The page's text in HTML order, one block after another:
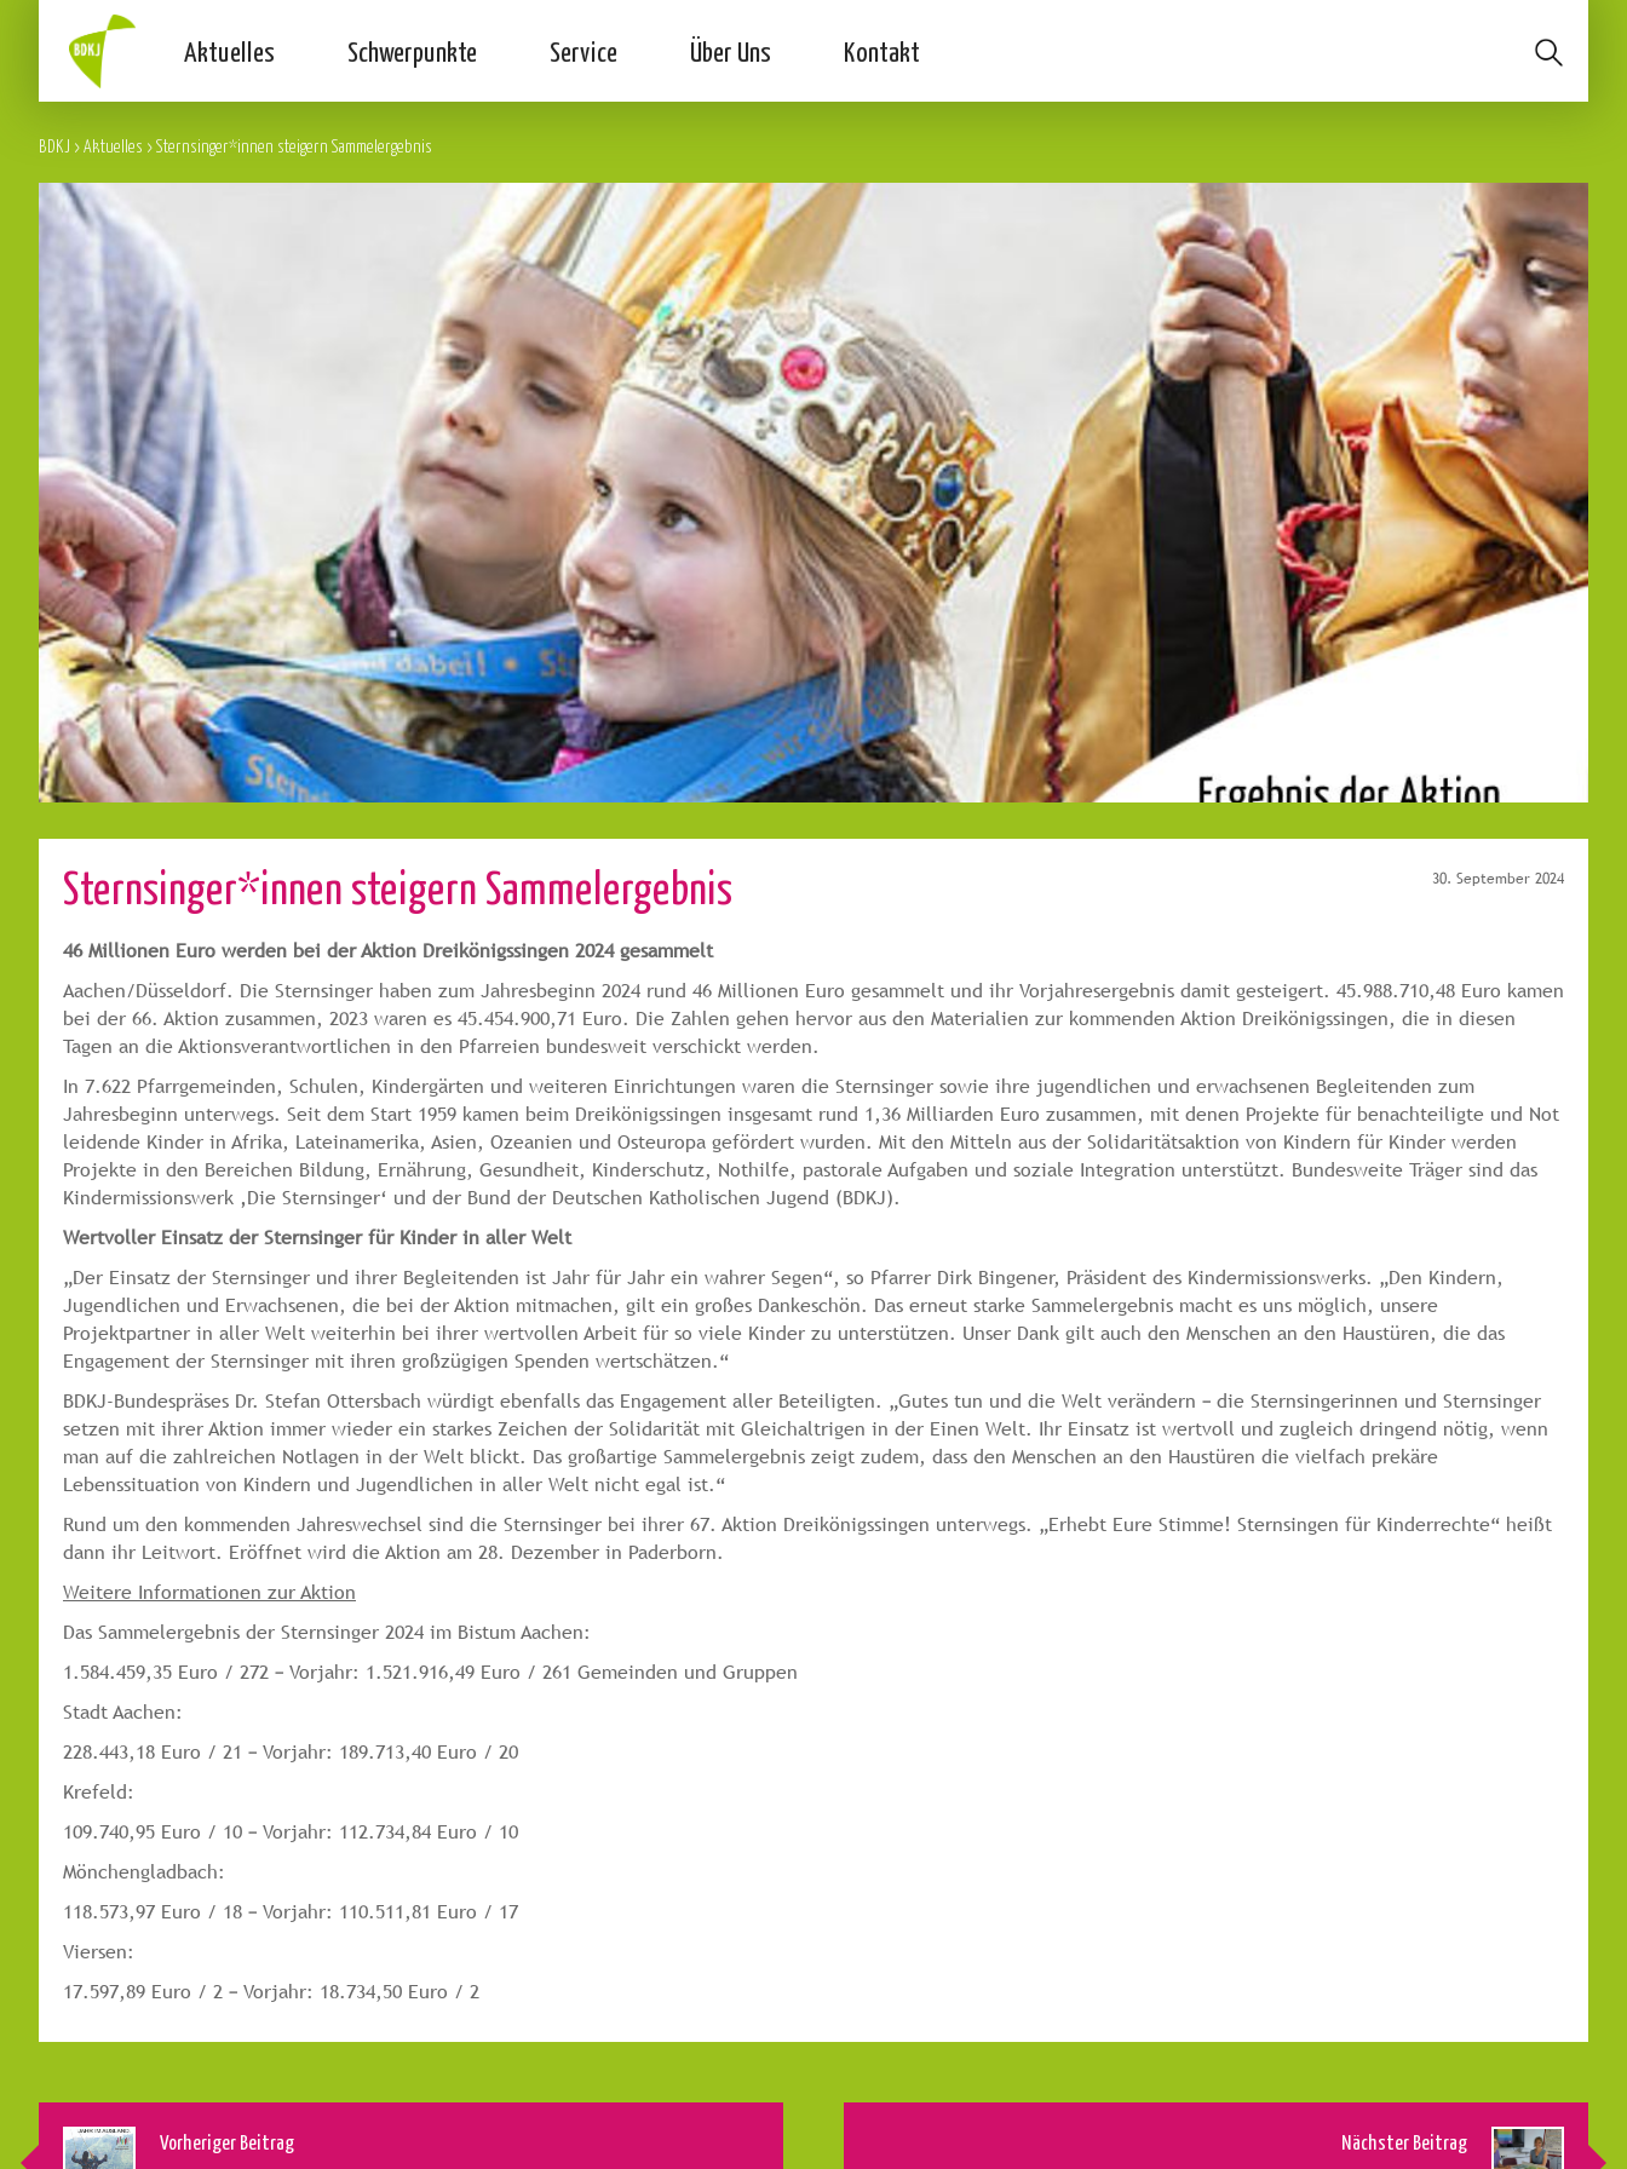
Aktuelles Schwerpunkte Service Über Uns Kontakt
BDKJ >Aktuelles >Sternsinger*innen steigern Sammelergebnis
Sternsinger*innen steigern Sammelergebnis 30. September 2024
46 Millionen Euro werden bei der Aktion Dreikönigssingen 2024 gesammelt
Aachen/Düsseldorf. Die Sternsinger haben zum Jahresbeginn 2024 rund 46 Millionen Euro gesammelt und ihr Vorjahresergebnis damit gesteigert. 45.988.710,48 Euro kamen
bei der 66. Aktion zusammen, 2023 waren es 45.454.900,71 Euro. Die Zahlen gehen hervor aus den Materialien zur kommenden Aktion Dreikönigssingen, die in diesen
Tagen an die Aktionsverantwortlichen in den Pfarreien bundesweit verschickt werden.
In 7.622 Pfarrgemeinden, Schulen, Kindergärten und weiteren Einrichtungen waren die Sternsinger sowie ihre jugendlichen und erwachsenen Begleitenden zum
Jahresbeginn unterwegs. Seit dem Start 1959 kamen beim Dreikönigssingen insgesamt rund 1,36 Milliarden Euro zusammen, mit denen Projekte für benachteiligte und Not
leidende Kinder in Afrika, Lateinamerika, Asien, Ozeanien und Osteuropa gefördert wurden. Mit den Mitteln aus der Solidaritätsaktion von Kindern für Kinder werden
Projekte in den Bereichen Bildung, Ernährung, Gesundheit, Kinderschutz, Nothilfe, pastorale Aufgaben und soziale Integration unterstützt. Bundesweite Träger sind das
Kindermissionswerk ‚Die Sternsinger‘ und der Bund der Deutschen Katholischen Jugend (BDKJ).
Wertvoller Einsatz der Sternsinger für Kinder in aller Welt
„Der Einsatz der Sternsinger und ihrer Begleitenden ist Jahr für Jahr ein wahrer Segen“, so Pfarrer Dirk Bingener, Präsident des Kindermissionswerks. „Den Kindern,
Jugendlichen und Erwachsenen, die bei der Aktion mitmachen, gilt ein großes Dankeschön. Das erneut starke Sammelergebnis macht es uns möglich, unsere
Projektpartner in aller Welt weiterhin bei ihrer wertvollen Arbeit für so viele Kinder zu unterstützen. Unser Dank gilt auch den Menschen an den Haustüren, die das
Engagement der Sternsinger mit ihren großzügigen Spenden wertschätzen.“
BDKJ-Bundespräses Dr. Stefan Ottersbach würdigt ebenfalls das Engagement aller Beteiligten. „Gutes tun und die Welt verändern – die Sternsingerinnen und Sternsinger
setzen mit ihrer Aktion immer wieder ein starkes Zeichen der Solidarität mit Gleichaltrigen in der Einen Welt. Ihr Einsatz ist wertvoll und zugleich dringend nötig, wenn
man auf die zahlreichen Notlagen in der Welt blickt. Das großartige Sammelergebnis zeigt zudem, dass den Menschen an den Haustüren die vielfach prekäre
Lebenssituation von Kindern und Jugendlichen in aller Welt nicht egal ist.“
Rund um den kommenden Jahreswechsel sind die Sternsinger bei ihrer 67. Aktion Dreikönigssingen unterwegs. „Erhebt Eure Stimme! Sternsingen für Kinderrechte“ heißt
dann ihr Leitwort. Eröffnet wird die Aktion am 28. Dezember in Paderborn.
Weitere Informationen zur Aktion
Das Sammelergebnis der Sternsinger 2024 im Bistum Aachen:
1.584.459,35 Euro / 272 – Vorjahr: 1.521.916,49 Euro / 261 Gemeinden und Gruppen
Stadt Aachen:
228.443,18 Euro / 21 – Vorjahr: 189.713,40 Euro / 20
Krefeld:
109.740,95 Euro / 10 – Vorjahr: 112.734,84 Euro / 10
Mönchengladbach:
118.573,97 Euro / 18 – Vorjahr: 110.511,81 Euro / 17
Viersen:
17.597,89 Euro / 2 – Vorjahr: 18.734,50 Euro / 2
Vorheriger Beitrag
Nächster Beitrag